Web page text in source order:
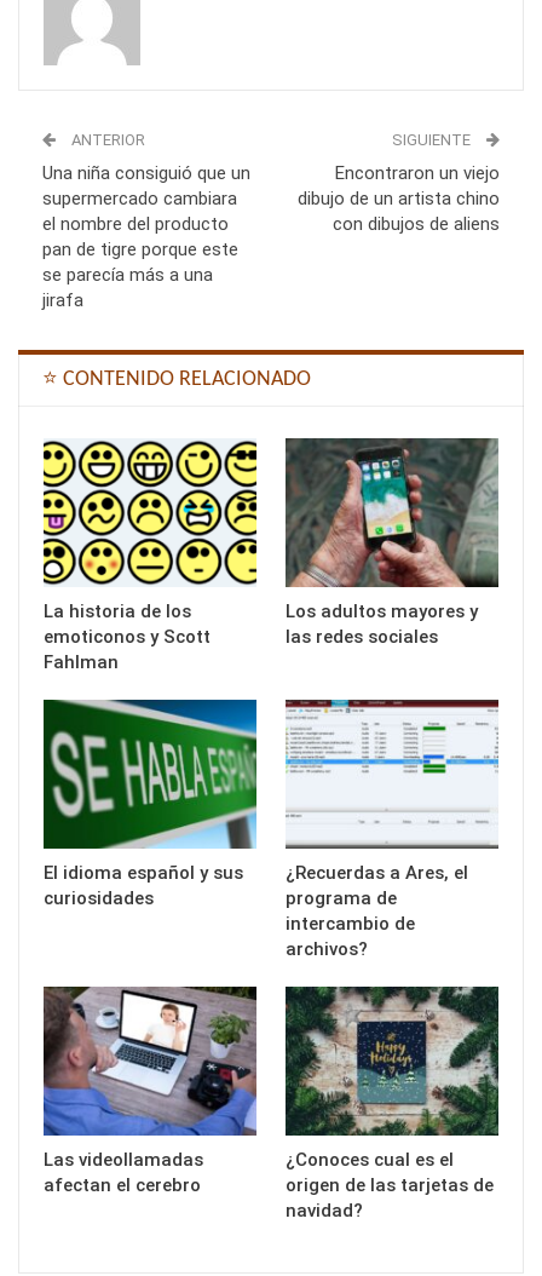
ANTERIOR
Una niña consiguió que un
supermercado cambiara
el nombre del producto
pan de tigre porque este
se parecía más a una
jirafa
SIGUIENTE
Encontraron un viejo
dibujo de un artista chino
con dibujos de aliens
⭐ CONTENIDO RELACIONADO
La historia de los
emoticonos y Scott
Fahlman
Los adultos mayores y
las redes sociales
El idioma español y sus
curiosidades
¿Recuerdas a Ares, el
programa de
intercambio de
archivos?
Las videollamadas
afectan el cerebro
¿Conoces cual es el
origen de las tarjetas de
navidad?